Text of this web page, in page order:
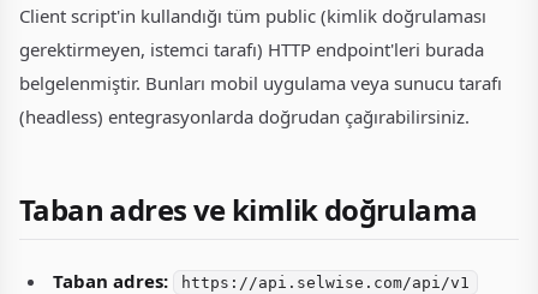
Client script'in kullandığı tüm public (kimlik doğrulaması
gerektirmeyen, istemci tarafı) HTTP endpoint'leri burada
belgelenmiştir. Bunları mobil uygulama veya sunucu tarafı
(headless) entegrasyonlarda doğrudan çağırabilirsiniz.
Taban adres ve kimlik doğrulama
Taban adres: https://api.selwise.com/api/v1